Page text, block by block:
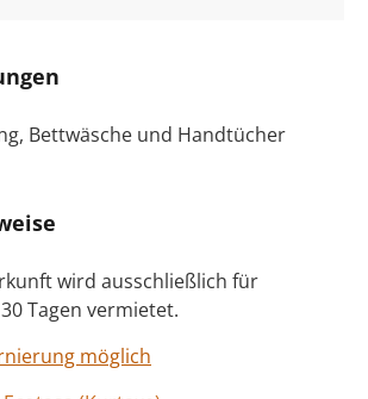
Bettwäsche und Handtücher
wird ausschließlich für
Tagen vermietet.
möglich